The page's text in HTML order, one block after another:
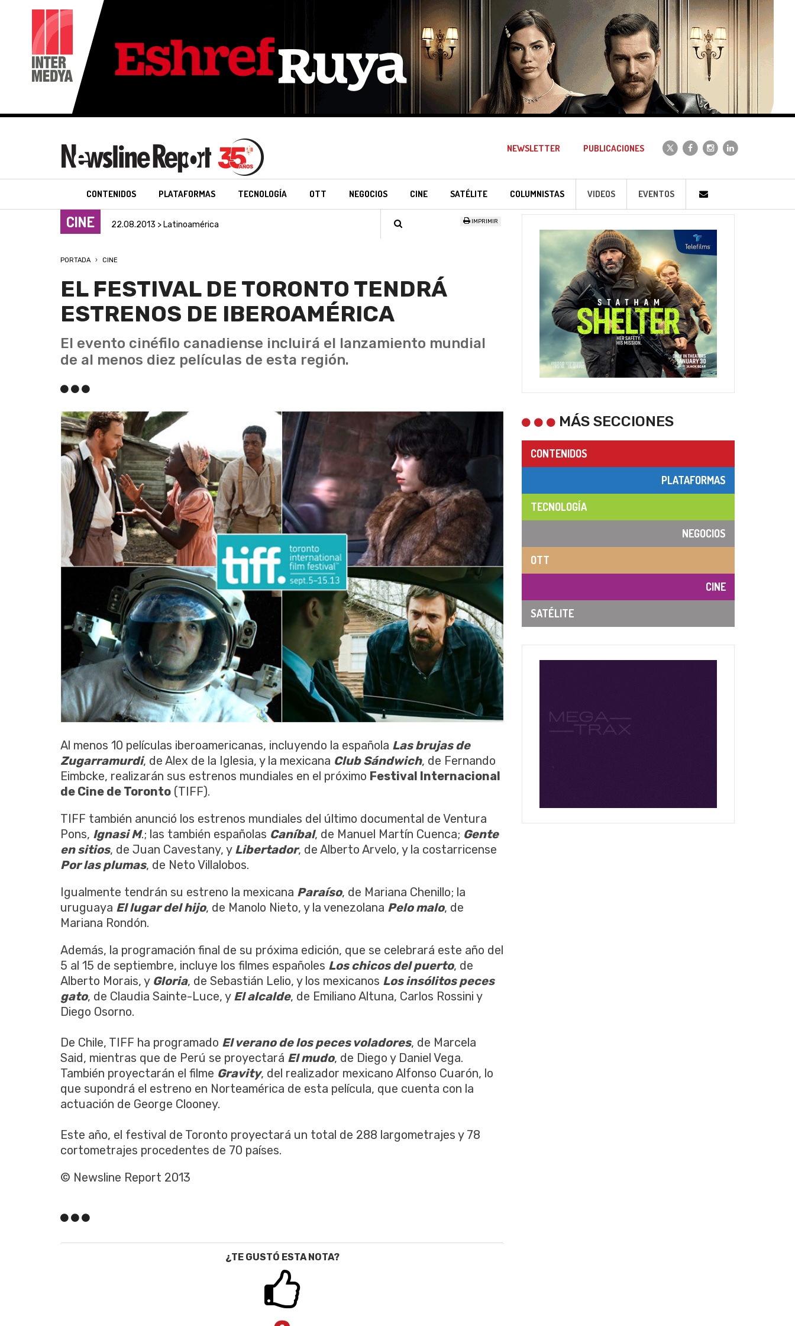
NEWSLETTER PUBLICACIONES
CONTENIDOS PLATAFORMAS TECNOLOGÍA OTT NEGOCIOS CINE SATÉLITE COLUMNISTAS VIDEOS EVENTOS
CINE 22.08.2013 > Latinoamérica IMPRIMIR
PORTADA CINE
EL FESTIVAL DE TORONTO TENDRÁ
ESTRENOS DE IBEROAMÉRICA
El evento cinéfilo canadiense incluirá el lanzamiento mundial
de al menos diez películas de esta región.
Al menos 10 películas iberoamericanas, incluyendo la española Las brujas de
Zugarramurdi, de Alex de la Iglesia, y la mexicana Club Sándwich, de Fernando
Eimbcke, realizarán sus estrenos mundiales en el próximo Festival Internacional
de Cine de Toronto (TIFF).
TIFF también anunció los estrenos mundiales del último documental de Ventura
Pons, Ignasi M.; las también españolas Caníbal, de Manuel Martín Cuenca; Gente
en sitios, de Juan Cavestany, y Libertador, de Alberto Arvelo, y la costarricense
Por las plumas, de Neto Villalobos.
Igualmente tendrán su estreno la mexicana Paraíso, de Mariana Chenillo; la
uruguaya El lugar del hijo, de Manolo Nieto, y la venezolana Pelo malo, de
Mariana Rondón.
Además, la programación final de su próxima edición, que se celebrará este año del
5 al 15 de septiembre, incluye los filmes españoles Los chicos del puerto, de
Alberto Morais, y Gloria, de Sebastián Lelio, y los mexicanos Los insólitos peces
gato, de Claudia Sainte-Luce, y El alcalde, de Emiliano Altuna, Carlos Rossini y
Diego Osorno.
De Chile, TIFF ha programado El verano de los peces voladores, de Marcela
Said, mientras que de Perú se proyectará El mudo, de Diego y Daniel Vega.
También proyectarán el filme Gravity, del realizador mexicano Alfonso Cuarón, lo
que supondrá el estreno en Norteamérica de esta película, que cuenta con la
actuación de George Clooney.
Este año, el festival de Toronto proyectará un total de 288 largometrajes y 78
cortometrajes procedentes de 70 países.
© Newsline Report 2013
¿TE GUSTÓ ESTA NOTA?
MÁS SECCIONES
CONTENIDOS
PLATAFORMAS
TECNOLOGÍA
NEGOCIOS
OTT
CINE
SATÉLITE